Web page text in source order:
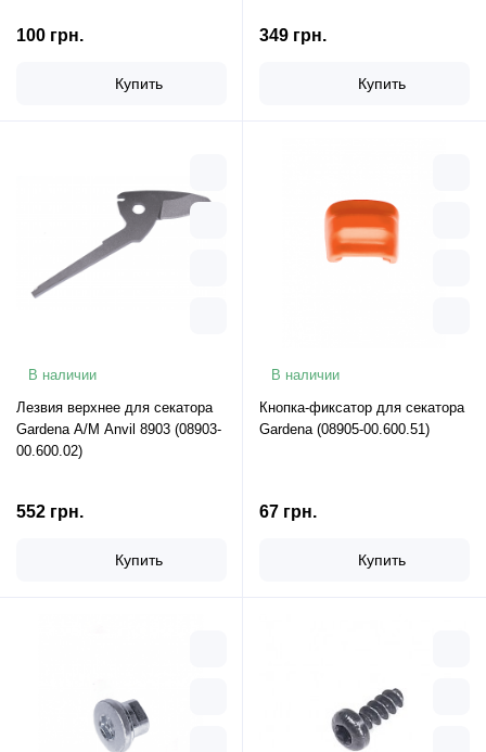
100 грн.
Купить
349 грн.
Купить
В наличии
Лезвия верхнее для секатора
Gardena A/M Anvil 8903 (08903-
00.600.02)
552 грн.
Купить
В наличии
Кнопка-фиксатор для секатора
Gardena (08905-00.600.51)
67 грн.
Купить